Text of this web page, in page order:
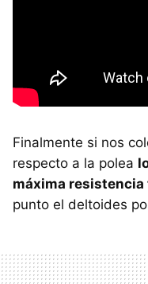
Finalmente si nos
respecto a la polea
máxima
punto el deltoides